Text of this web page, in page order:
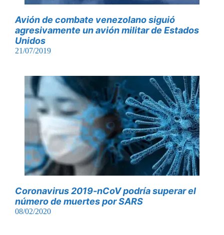
Avión de combate venezolano siguió
agresivamente un avión militar de Estados
Unidos
21/07/2019
Coronavirus 2019-nCoV podría superar el
número de muertes por SARS
08/02/2020